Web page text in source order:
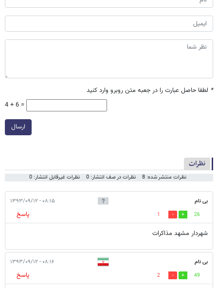
* لطفا حاصل عبارت را در جعبه متن روبرو وارد کنید
4 + 6 =
ارسال
نظرات
نظرات منتشر شده: 8 نظرات در صف انتشار: 0 نظرات غیرقابل انتشار: 0
بی نام ۰۸:۱۵ - ۱۳۹۳/۰۹/۱۲
26
1
پاسخ
شهردار مشهد مذاکرات
بی نام ۰۸:۱۶ - ۱۳۹۳/۰۹/۱۲
49
2
پاسخ